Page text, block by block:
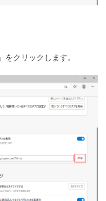
クリックします。